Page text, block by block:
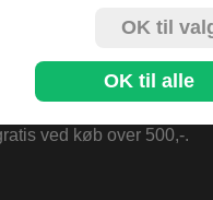
sendes i morgen fredag.
ved køb over 500,-.
OK til
OK til alle